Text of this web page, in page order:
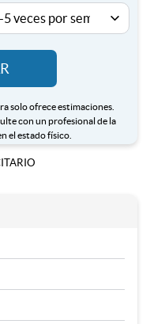
solo ofrece estimaciones.
con un profesional de la
el estado físico.